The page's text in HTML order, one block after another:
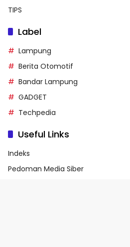
TIPS
Label
Lampung
Berita Otomotif
Bandar Lampung
GADGET
Techpedia
Useful Links
Indeks
Pedoman Media Siber